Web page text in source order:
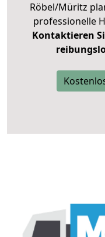
Röbel/Müritz
professionelle
Kontaktieren